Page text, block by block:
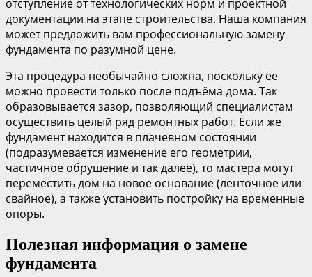
отступление от технологических норм и проектной
документации на этапе строительства. Наша компания
может предложить вам профессиональную замену
фундамента по разумной цене.
Эта процедура необычайно сложна, поскольку ее
можно провести только после подъёма дома. Так
образовывается зазор, позволяющий специалистам
осуществить целый ряд ремонтных работ. Если же
фундамент находится в плачевном состоянии
(подразумевается изменение его геометрии,
частичное обрушение и так далее), то мастера могут
переместить дом на новое основание (ленточное или
свайное), а также установить постройку на временные
опоры.
Полезная информация о замене
фундамента